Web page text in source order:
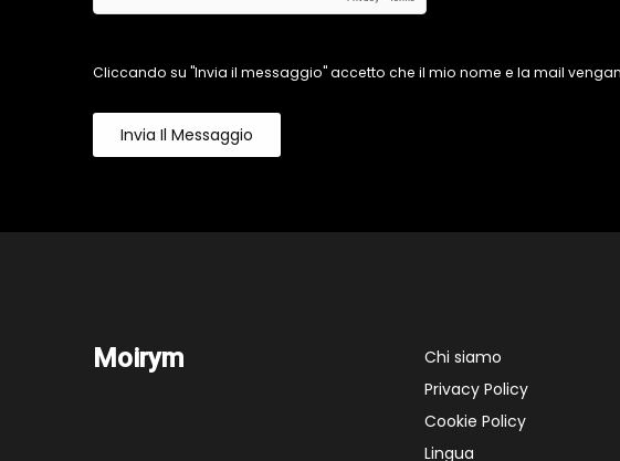
Cliccando su "Invia il messaggio" accetto che il mio nome e la mail
Invia Il Messaggio
Moirym
Chi siamo
Privacy Policy
Cookie Policy
Lingua